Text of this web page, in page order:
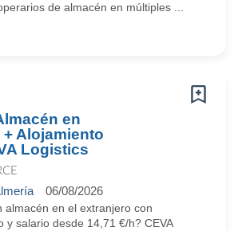
de almacén en múltiples ...
en
Alojamiento
Logistics
06/08/2026
almacén en el extranjero con
y salario desde 14,71 €/h? CEVA